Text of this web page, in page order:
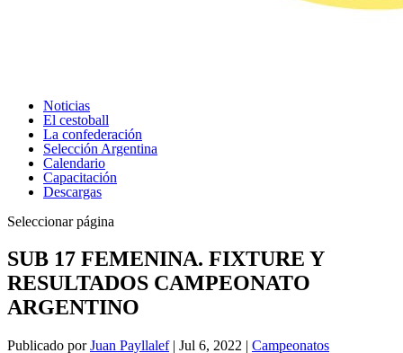
Noticias
El cestoball
La confederación
Selección Argentina
Calendario
Capacitación
Descargas
Seleccionar página
SUB 17 FEMENINA. FIXTURE Y
RESULTADOS CAMPEONATO
ARGENTINO
Publicado porJuan Payllalef| Jul 6, 2022 | Campeonatos